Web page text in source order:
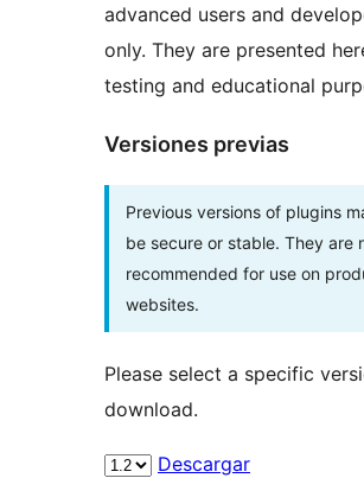
advanced users and
only. They are presented
testing and educational
Versiones previas
Previous versions of plugins
be secure or stable. They are
recommended for use on
websites.
Please select a specific
download.
Descargar